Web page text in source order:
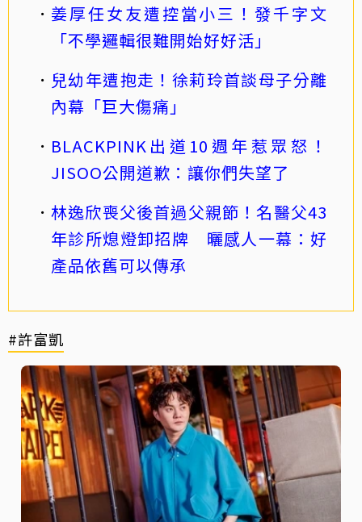
姜厚任女友遭控當小三！發千字文
「不學邏輯很難開始好好活」
兒幼年遭抱走！徐莉玲首談母子分離
內幕「巨大傷痛」
BLACKPINK出道10週年惹眾怒！
JISOO公開道歉：讓你們失望了
林逸欣喪父後首過父親節！名醫父43
年診所熄燈卸招牌 曬感人一幕：好
產品依舊可以傳承
#許富凱